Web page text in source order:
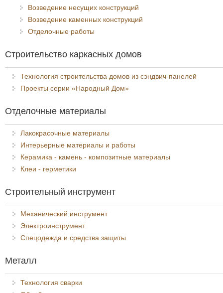
Возведение несущих конструкций
Возведение каменных конструкций
Отделочные работы
Строительство каркасных домов
Технология строительства домов из сэндвич-панелей
Проекты серии «Народный Дом»
Отделочные материалы
Лакокрасочные материалы
Интерьерные материалы и работы
Керамика - камень - композитные материалы
Клеи - герметики
Строительный инструмент
Механический инструмент
Электроинструмент
Спецодежда и средства защиты
Металл
Технология сварки